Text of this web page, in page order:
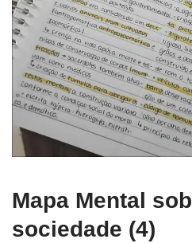
Mapa Mental
sociedade (4)